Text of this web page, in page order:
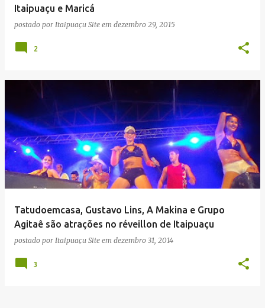
Itaipuaçu e Maricá
postado por Itaipuaçu Site em dezembro 29, 2015
2
Tatudoemcasa, Gustavo Lins, A Makina e Grupo
Agitaê são atrações no réveillon de Itaipuaçu
postado por Itaipuaçu Site em dezembro 31, 2014
3